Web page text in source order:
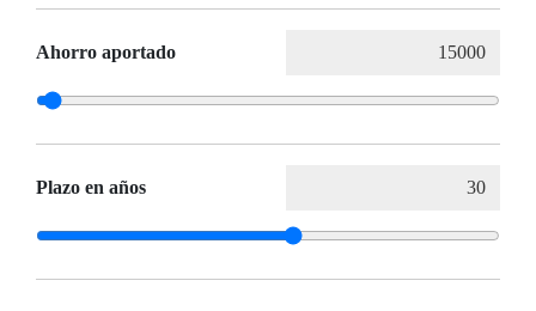
Ahorro aportado
Plazo en años